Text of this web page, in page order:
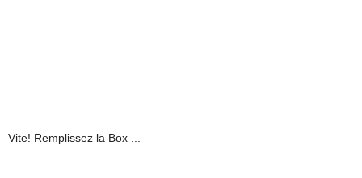
Vite! Remplissez la Box ...